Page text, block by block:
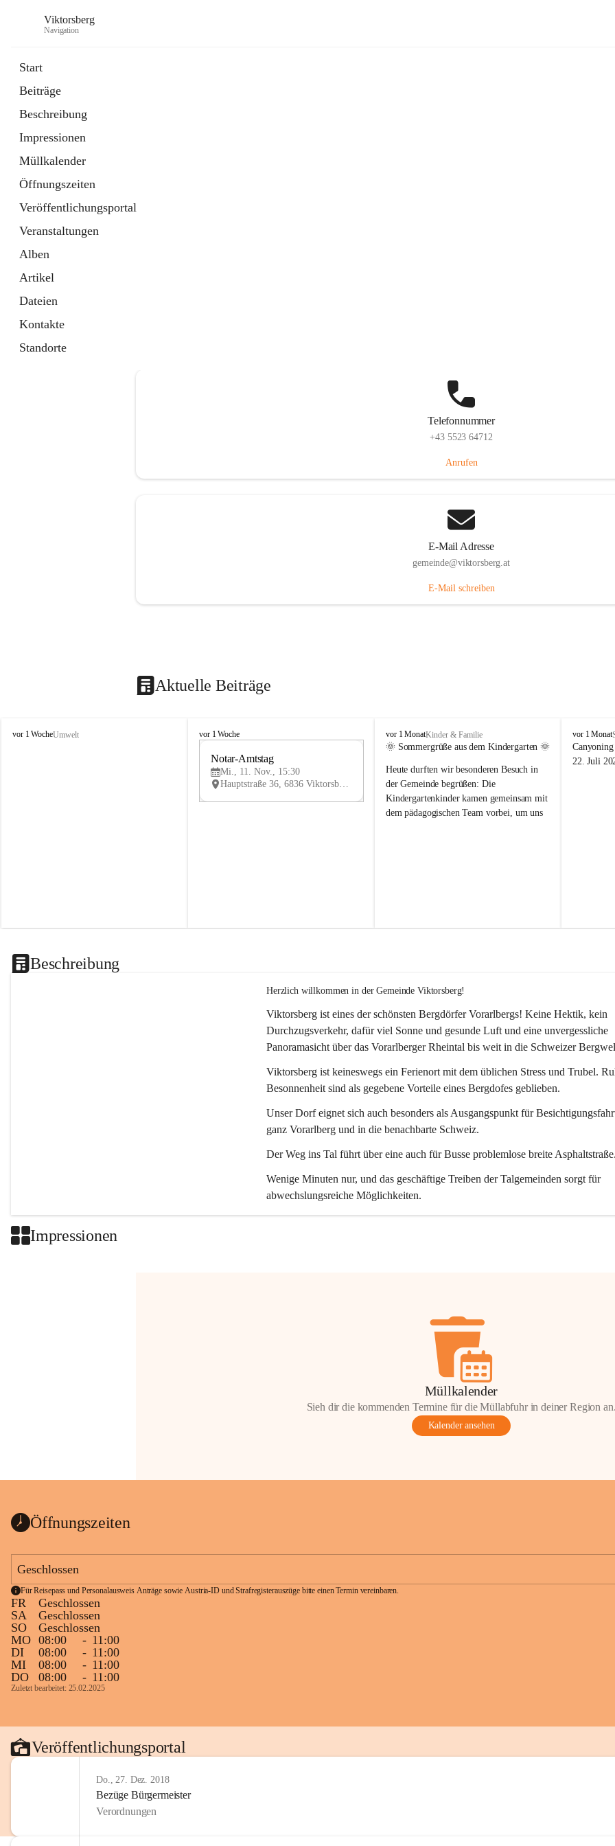
Viktorsberg
Navigation
Start
Beiträge
Beschreibung
Impressionen
Müllkalender
Öffnungszeiten
Veröffentlichungsportal
Veranstaltungen
Alben
Artikel
Dateien
Kontakte
Standorte
Telefonnummer
+43 5523 64712
Anrufen
E-Mail Adresse
gemeinde@viktorsberg.at
E-Mail schreiben
Aktuelle Beiträge
V
vor 1 WocheUmwelt
V
vor 1 Woche
V
Notar-Amtstag
Mi., 11. Nov., 15:30
Hauptstraße 36, 6836 Viktorsberg, AUT
V
i
t
o
r
s
vor 1 MonatKinder & Familie
🌞 Sommergrüße aus dem Kindergarten 🌞
Heute durften wir besonderen Besuch in
der Gemeinde begrüßen: Die
Kindergartenkinder kamen gemeinsam mit
dem pädagogischen Team vorbei, um uns
V
i
k
vor 1 Monat
22. Juli
Beschreibung
Herzlich willkommen in der Gemeinde Viktorsberg!
Viktorsberg ist eines der schönsten Bergdörfer Vorarlbergs! Keine Hektik, kein
Durchzugsverkehr, dafür viel Sonne und gesunde Luft und eine unvergessliche
Panoramasicht über das Vorarlberger Rheintal bis weit in die Schweizer
Viktorsberg ist keineswegs ein Ferienort mit dem üblichen Stress und Trubel.
Besonnenheit sind als gegebene Vorteile eines Bergdofes geblieben.
Unser Dorf eignet sich auch besonders als Ausgangspunkt für
ganz Vorarlberg und in die benachbarte Schweiz.
Der Weg ins Tal führt über eine auch für Busse problemlose breite
Wenige Minuten nur, und das geschäftige Treiben der Talgemeinden sorgt für
abwechslungsreiche Möglichkeiten.
Impressionen
Müllkalender
Sieh dir die kommenden Termine für die Müllabfuhr in deiner Region
Kalender ansehen
Öffnungszeiten
Geschlossen
Für Reisepass und Personalausweis Anträge sowie Austria-ID und Strafregisterauszüge bitte einen Termin vereinbaren.
FR
Geschlossen
SA
Geschlossen
SO
Geschlossen
MO 08:00 - 11:00
DI
08:00 - 11:00
MI
08:00 - 11:00
DO
08:00 - 11:00
Zuletzt bearbeitet: 25.02.2025
Veröffentlichungsportal
Do., 27. Dez. 2018
Bezüge Bürgermeister
Verordnungen